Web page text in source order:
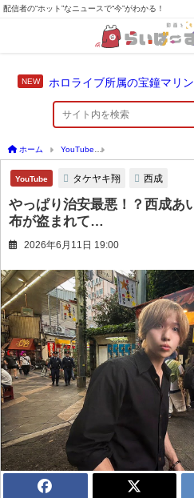
配信者の“ホット”なニュースで“今”がわかる！
ホーム YouTube
YouTube タケヤキ翔 西成
やっぱり治安最悪！？西成あ
布が盗まれて…
2026年6月11日 19:00